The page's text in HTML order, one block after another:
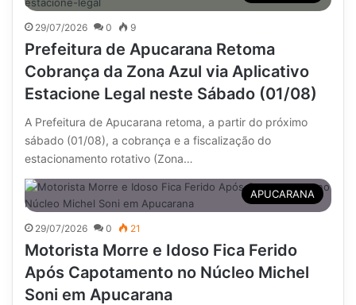
29/07/2026 0 9
Prefeitura de Apucarana Retoma
Cobrança da Zona Azul via Aplicativo
Estacione Legal neste Sábado (01/08)
A Prefeitura de Apucarana retoma, a partir do próximo
sábado (01/08), a cobrança e a fiscalização do
estacionamento rotativo (Zona…
APUCARANA
29/07/2026 0 21
Motorista Morre e Idoso Fica Ferido
Após Capotamento no Núcleo Michel
Soni em Apucarana